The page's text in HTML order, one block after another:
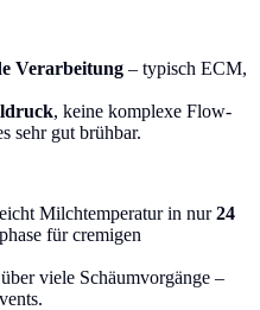
Verarbeitung – typisch ECM,
, keine komplexe Flow-
sehr gut brühbar.
Milchtemperatur in nur24
für cremigen
viele Schäumvorgänge –